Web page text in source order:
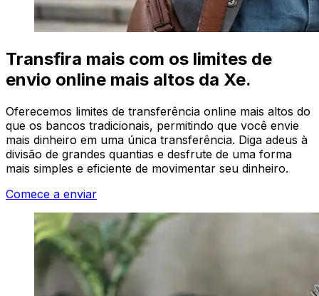
Transfira mais com os limites de
envio online mais altos da Xe.
Oferecemos limites de transferência online mais altos do
que os bancos tradicionais, permitindo que você envie
mais dinheiro em uma única transferência. Diga adeus à
divisão de grandes quantias e desfrute de uma forma
mais simples e eficiente de movimentar seu dinheiro.
Comece a enviar